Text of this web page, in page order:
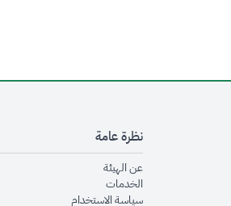
نظرة عامة
عن الهيئةopens in new window
الخدماتopens in new window
سياسة الاستخدام